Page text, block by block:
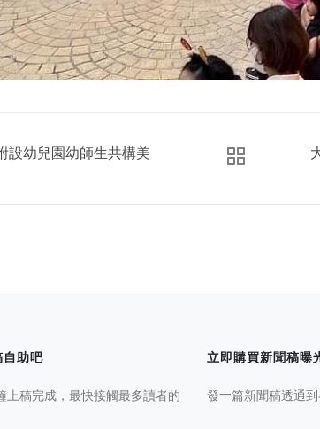
設幼兒園幼師生共構美
自助吧
上稿完成，最快接觸最多讀者的
立即購買新聞稿曝
發一篇新聞稿透通